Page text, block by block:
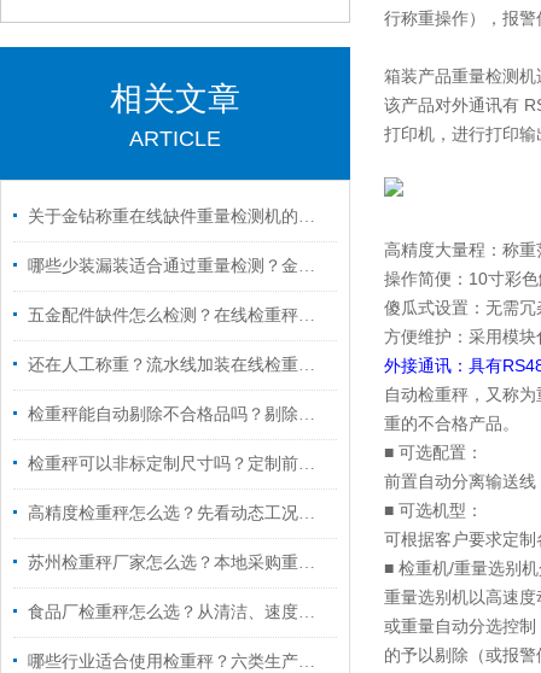
相关文章
ARTICLE
关于金钻称重在线缺件重量检测机的常见问题
哪些少装漏装适合通过重量检测？金钻重量检测机厂家
五金配件缺件怎么检测？在线检重秤让漏装筛查更稳定、更可追溯
还在人工称重？流水线加装在线检重秤到底有多香
检重秤能自动剔除不合格品吗？剔除方案如何确认
检重秤可以非标定制尺寸吗？定制前要准备哪些资料
高精度检重秤怎么选？先看动态工况再比较方案
苏州检重秤厂家怎么选？本地采购重点考察六项能力
食品厂检重秤怎么选？从清洁、速度到追溯的采购指南
哪些行业适合使用检重秤？六类生产场景与选型重点
行称重操作），报
箱装产品重量检测
该产品对外通讯有
打印机，进行打印输
高精度大量程：称
操作简便：10寸彩
傻瓜式设置：无需
方便维护：采用模
外接通讯：具有
自动检重秤，又称
重的不合格产品。
■ 可选配置：
前置自动分离输送
■ 可选机型：
可根据客户要求定
■ 检重机/重量选别
重量选别机以高速
或重量自动分选控
的予以剔除（或报